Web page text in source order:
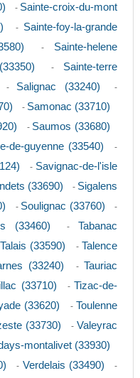
- Sainte-croix-du-mont
- Sainte-foy-la-grande
- Sainte-helene
- Sainte-terre
- Salignac (33240) -
- Samonac (33710)
- Saumos (33680)
de-guyenne (33540) -
- Savignac-de-l'isle
(33690) - Sigalens
- Soulignac (33760) -
(33460) - Tabanac
Talais (33590) - Talence
(33240) - Tauriac
(33710) - Tizac-de-
(33620) - Toulenne
(33730) - Valeyrac
montalivet (33930)
- Verdelais (33490) -